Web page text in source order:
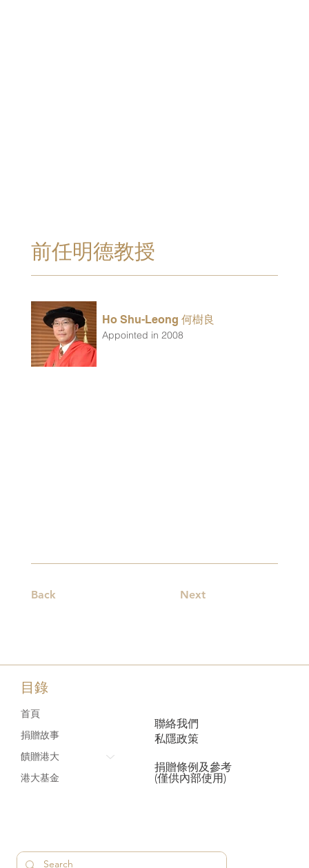
Back Next
Ho Shu-Leong 何樹良
Appointed in 2008
前任明德教授
目錄
首頁
捐贈故事
饋贈港大
港大基金
聯絡我們
私隱政策
捐贈條例及參考
(僅供內部使用)